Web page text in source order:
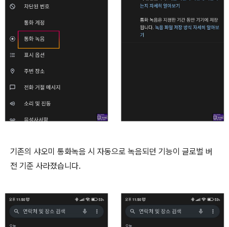
기존의 샤오미 통화녹음 시 자동으로 녹음되던 기능이 글로벌 버
전 기준 사라졌습니다.